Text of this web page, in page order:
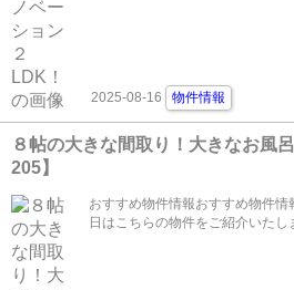
2025-08-16 物件情報
８帖の大きな間取り！大きなお風
205】
おすすめ物件情報おすすめ物件
日はこちらの物件をご紹介いたし